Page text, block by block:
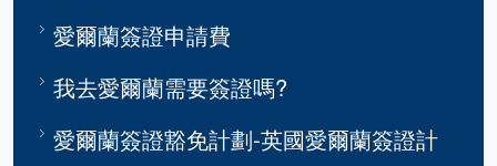
愛爾蘭簽證申請費
我去愛爾蘭需要簽證嗎?
愛爾蘭簽證豁免計劃-英國愛爾蘭簽證計